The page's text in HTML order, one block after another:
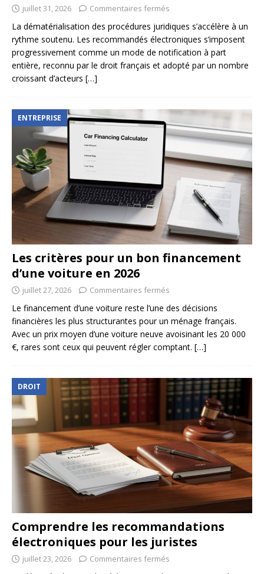
juillet 31, 2026 Commentaires fermés
La dématérialisation des procédures juridiques s’accélère à un
rythme soutenu. Les recommandés électroniques s’imposent
progressivement comme un mode de notification à part
entière, reconnu par le droit français et adopté par un nombre
croissant d’acteurs […]
ENTREPRISE
Les critères pour un bon financement
d’une voiture en 2026
juillet 27, 2026 Commentaires fermés
Le financement d’une voiture reste l’une des décisions
financières les plus structurantes pour un ménage français.
Avec un prix moyen d’une voiture neuve avoisinant les 20 000
€, rares sont ceux qui peuvent régler comptant. […]
DROIT
Comprendre les recommandations
électroniques pour les juristes
juillet 23, 2026 Commentaires fermés